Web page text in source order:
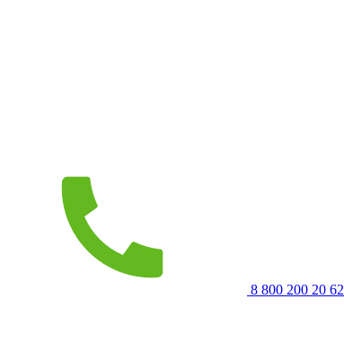
8 800 200 20 62